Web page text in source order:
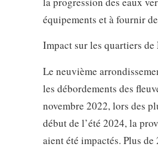
équipements et à fournir
Impact sur les quartiers de
Le neuvième
les débordements des
novembre 2022, lors des
début de l’été 2024, la
aient été impactés. Plus